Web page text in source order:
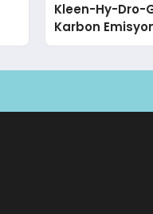
Kleen-Hy-Dro-
Karbon
Isıtma